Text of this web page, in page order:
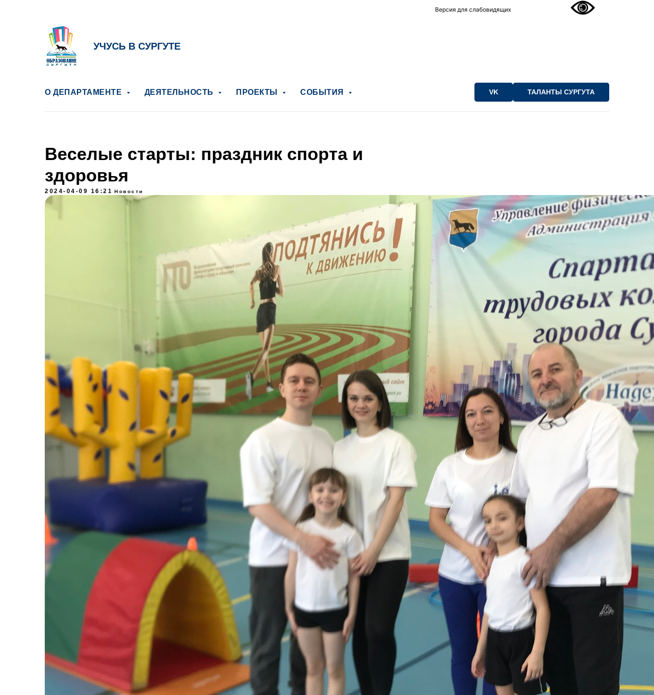
Версия для слабовидящих
УЧУСЬ В СУРГУТЕ
О ДЕПАРТАМЕНТЕ ДЕЯТЕЛЬНОСТЬ ПРОЕКТЫ СОБЫТИЯ VK ТАЛАНТЫ СУРГУТА
Веселые старты: праздник спорта и
здоровья
2024-04-09 16:21 Новости